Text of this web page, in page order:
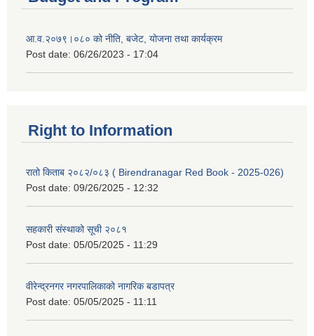
आ.व.२०७९।०८० को नीति, बजेट, योजना तथा कार्यक्रम
Post date: 06/26/2023 - 17:04
Right to Information
रातो किताब २०८२/०८३ ( Birendranagar Red Book - 2025-026)
Post date: 09/26/2025 - 12:32
सहकारी संस्थाको सूची २०८१
Post date: 05/05/2025 - 11:29
वीरेन्द्रनगर नगरपालिकाको नागरिक बडापत्र
Post date: 05/05/2025 - 11:11